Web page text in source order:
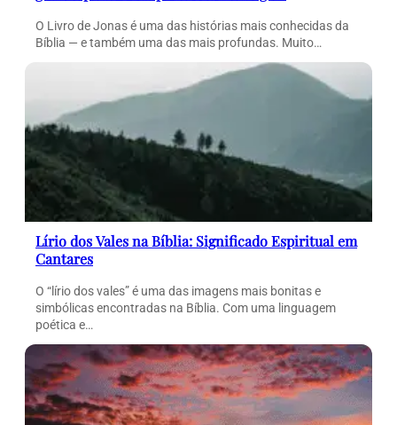
O Livro de Jonas é uma das histórias mais conhecidas da
Bíblia — e também uma das mais profundas. Muito…
Lírio dos Vales na Bíblia: Significado Espiritual em
Cantares
O “lírio dos vales” é uma das imagens mais bonitas e
simbólicas encontradas na Bíblia. Com uma linguagem
poética e…